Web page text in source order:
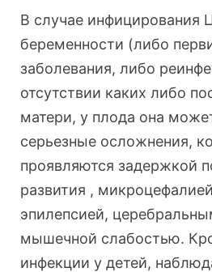
В случае инфицирования
беременности (либо
заболевания, либо
отсутствии каких либо
матери, у плода она
серьезные осложнения,
проявляются задержкой
развития ,
эпилепсией,
мышечной слабостью.
инфекции у детей,